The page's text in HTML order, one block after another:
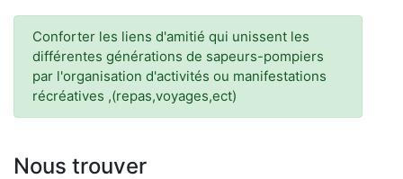
Conforter les liens d'amitié qui unissent les
différentes générations de sapeurs-pompiers
par l'organisation d'activités ou manifestations
récréatives ,(repas,voyages,ect)
Nous trouver